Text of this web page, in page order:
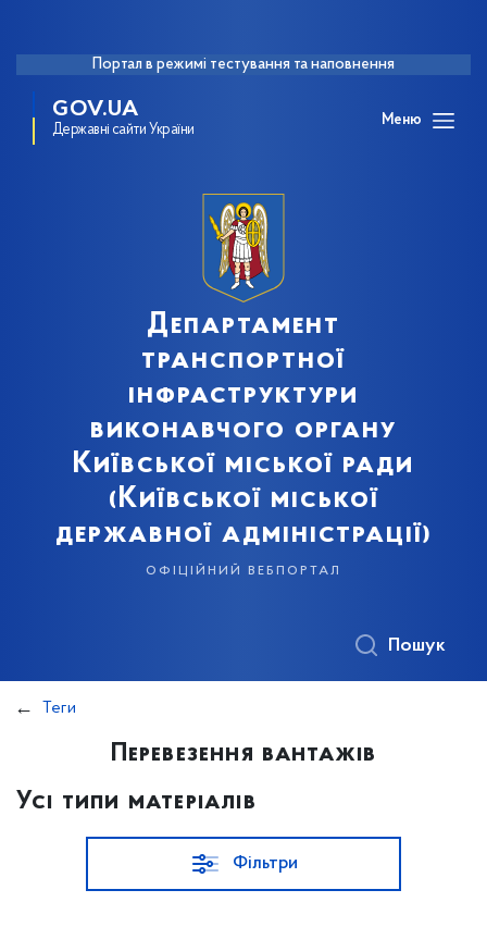
Портал в режимі тестування та наповнення
GOV.UA
Державні сайти України
Меню
Департамент
транспортної
інфраструктури
виконавчого органу
Київської міської ради
(Київської міської
державної адміністрації)
офіційний вебпортал
Пошук
Теги
Перевезення вантажів
Усі типи матеріалів
Фільтри